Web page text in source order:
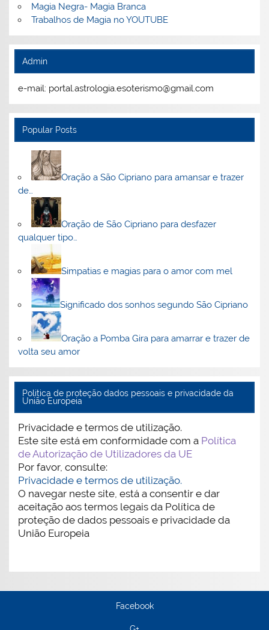
Magia Negra- Magia Branca
Trabalhos de Magia no YOUTUBE
Admin
e-mail: portal.astrologia.esoterismo@gmail.com
Popular Posts
Oração a São Cipriano para amansar e trazer
de…
Oração de São Cipriano para desfazer
qualquer tipo…
Simpatias e magias para o amor com mel
Significado dos sonhos segundo São Cipriano
Oração a Pomba Gira para amarrar e trazer de
volta seu amor
Politica de proteção dados pessoais e privacidade da
União Europeia
Privacidade e termos de utilização.
Este site está em conformidade com a Política
de Autorização de Utilizadores da UE
Por favor, consulte:
Privacidade e termos de utilização.
O navegar neste site, está a consentir e dar
aceitação aos termos legais da Política de
proteção de dados pessoais e privacidade da
União Europeia
Facebook